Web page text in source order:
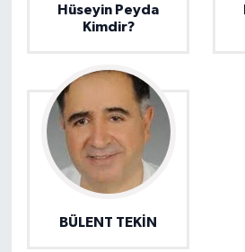
Hüseyin Peyda
Kimdir?
BÜLENT TEKİN